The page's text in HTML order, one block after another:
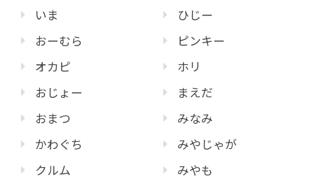
いま
おーむら
オカピ
おじょー
おまつ
かわぐち
クルム
ひじー
ピンキー
ホリ
まえだ
みなみ
みやじゃが
みやも